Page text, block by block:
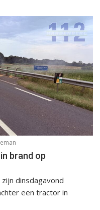
brand op
dinsdagavond
een tractor in